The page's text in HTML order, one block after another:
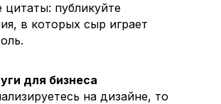
цитаты: публикуйте
в которых сыр играет
для бизнеса
на дизайне, то